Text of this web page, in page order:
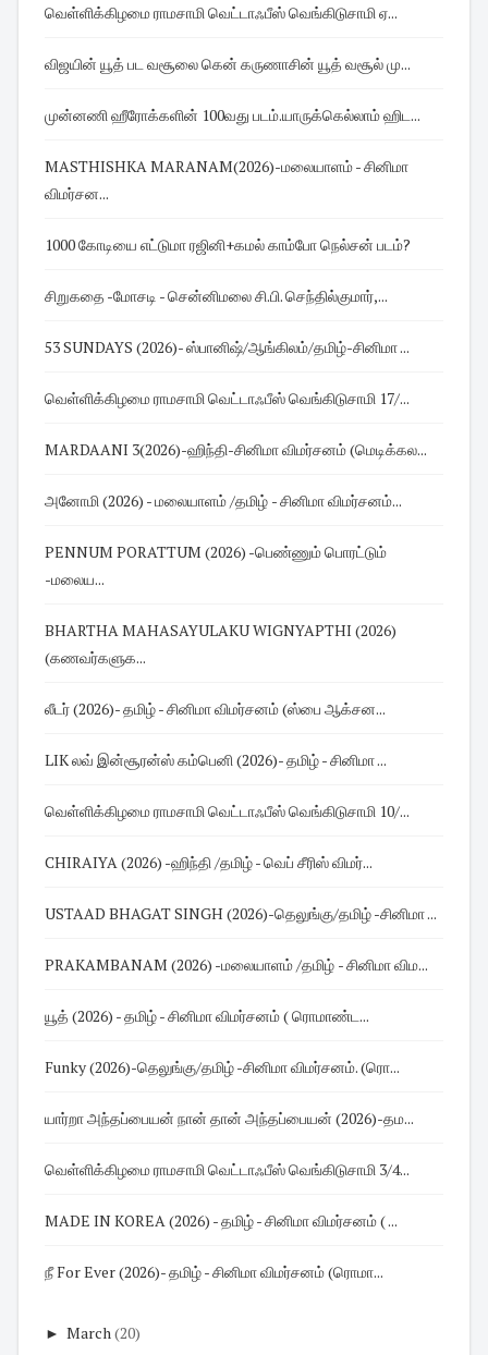
வெள்ளிக்கிழமை ராமசாமி வெட்டாஃபீஸ் வெங்கிடுசாமி ஏ...
விஜயின் யூத் பட வசூலை கென் கருணாசின் யூத் வசூல் மு...
முன்னணி ஹீரோக்களின் 100வது படம்.யாருக்கெல்லாம் ஹிட...
MASTHISHKA MARANAM(2026)-மலையாளம் - சினிமா
விமர்சன...
1000 கோடியை எட்டுமா ரஜினி+கமல் காம்போ நெல்சன் படம்?
சிறுகதை -மோசடி - சென்னிமலை சி.பி. செந்தில்குமார்,...
53 SUNDAYS (2026)- ஸ்பானிஷ்/ஆங்கிலம்/தமிழ்-சினிமா ...
வெள்ளிக்கிழமை ராமசாமி வெட்டாஃபீஸ் வெங்கிடுசாமி 17/...
MARDAANI 3(2026)-ஹிந்தி-சினிமா விமர்சனம் (மெடிக்கல...
அனோமி (2026) - மலையாளம் /தமிழ் - சினிமா விமர்சனம்...
PENNUM PORATTUM (2026) -பெண்ணும் பொரட்டும்
-மலைய...
BHARTHA MAHASAYULAKU WIGNYAPTHI (2026)
(கணவர்களுக...
லீடர் (2026)- தமிழ் - சினிமா விமர்சனம் (ஸ்பை ஆக்சன...
LIK லவ் இன்சூரன்ஸ் கம்பெனி (2026)- தமிழ் - சினிமா ...
வெள்ளிக்கிழமை ராமசாமி வெட்டாஃபீஸ் வெங்கிடுசாமி 10/...
CHIRAIYA (2026) -ஹிந்தி /தமிழ் - வெப் சீரிஸ் விமர்...
USTAAD BHAGAT SINGH (2026)-தெலுங்கு/தமிழ் -சினிமா ...
PRAKAMBANAM (2026) -மலையாளம் /தமிழ் - சினிமா விம...
யூத் (2026) - தமிழ் - சினிமா விமர்சனம் ( ரொமாண்ட...
Funky (2026)-தெலுங்கு/தமிழ் -சினிமா விமர்சனம். (ரொ...
யார்றா அந்தப்பையன் நான் தான் அந்தப்பையன் (2026)-தம...
வெள்ளிக்கிழமை ராமசாமி வெட்டாஃபீஸ் வெங்கிடுசாமி 3/4...
MADE IN KOREA (2026) - தமிழ் - சினிமா விமர்சனம் ( ...
நீ For Ever (2026)- தமிழ் - சினிமா விமர்சனம் (ரொமா...
► March(20)